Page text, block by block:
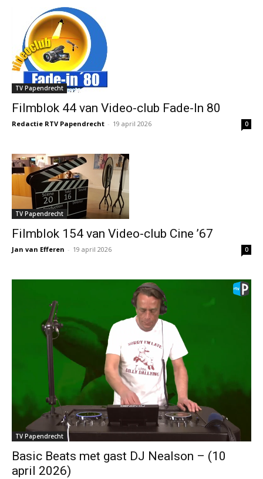
TV Papendrecht
Filmblok 44 van Video-club Fade-In 80
Redactie RTV Papendrecht - 19 april 2026 0
TV Papendrecht
Filmblok 154 van Video-club Cine ’67
Jan van Efferen - 19 april 2026 0
TV Papendrecht
Basic Beats met gast DJ Nealson – (10
april 2026)